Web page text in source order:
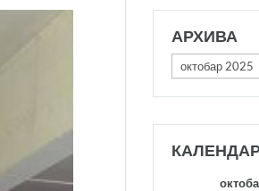
АРХИВА
Архива